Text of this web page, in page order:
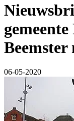
Beemster
06-05-2020